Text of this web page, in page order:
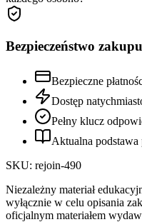
Bezpieczeństwo zakupu
Bezpieczne
Dostęp
Pełny klucz
Aktualna podstawa
SKU: rejoin-490
Niezależny materiał
wyłącznie w celu opisania
oficjalnym materiałem